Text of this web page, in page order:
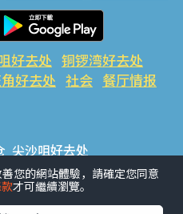
好去处 铜锣湾好去处
好去处 社会 餐厅情报
尖沙咀好去处
好去处 旺角好去处 社会
您的網站體驗，請確定您同意
才可繼續瀏覽。